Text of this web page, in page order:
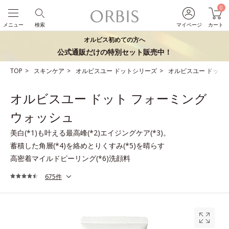
マイページ
0
カート
検索
メニュー
オルビス初めての方へ
公式通販だけの特別セット販売中！
TOP スキンケア オルビスユー ドットシリーズ オルビスユー ドット
オルビスユー ドット フォーミング
ウォッシュ
美白(*1)も叶える最高峰(*2)エイジングケア(*3)。
蓄積した角層(*4)を絡めとりくすみ(*5)を晴らす
高密着マイルドピーリング(*6)洗顔料
675件